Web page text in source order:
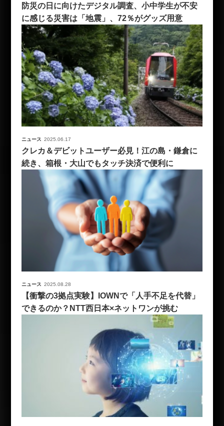
防災の日に向けたデジタル調査、小中学生が不安
に感じる災害は「地震」、72％がグッズ用意
ニュース 2025.06.17
クレカ＆デビットユーザー必見！江の島・鎌倉に
続き、箱根・大山でもタッチ決済で便利に
ニュース 2025.08.28
【衝撃の3拠点実験】IOWNで「人手不足を代替」
できるのか？NTT西日本×ネットワンが挑む